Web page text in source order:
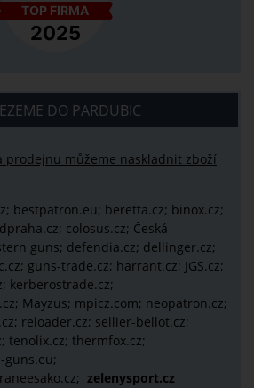
DO PARDUBIC
prodejnu můžeme naskladnit zboží
bestpatron.eu; beretta.cz; binox.cz;
colosus.cz; Česká
guns; defendia.cz; dellinger.cz;
guns-trade.cz; harrant.cz; JGS.cz;
kerberostrade.cz;
Mayzus; mpicz.com; neopatron.cz;
reloader.cz; sellier-bellot.cz;
tenolix.cz; thermfox.cz;
guns.eu;
zelenysport.cz